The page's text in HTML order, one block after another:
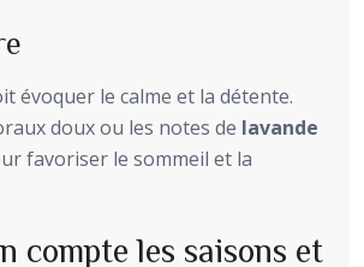
évoquer le calme et la détente.
doux ou les notes de lavande
favoriser le sommeil et la
compte les saisons et